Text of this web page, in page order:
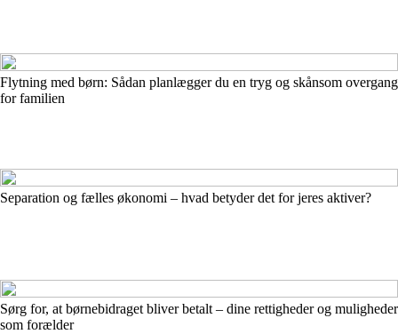
Flytning med børn: Sådan planlægger du en tryg og skånsom overgang
for familien
Separation og fælles økonomi – hvad betyder det for jeres aktiver?
Sørg for, at børnebidraget bliver betalt – dine rettigheder og muligheder
som forælder